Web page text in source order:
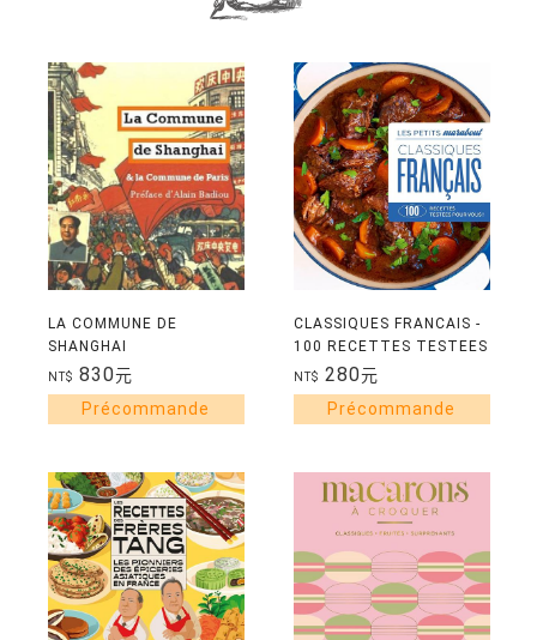
LA COMMUNE DE
SHANGHAI
NT$ 830元
CLASSIQUES FRANCAIS -
100 RECETTES TESTEES
POUR VOUS !
NT$ 280元